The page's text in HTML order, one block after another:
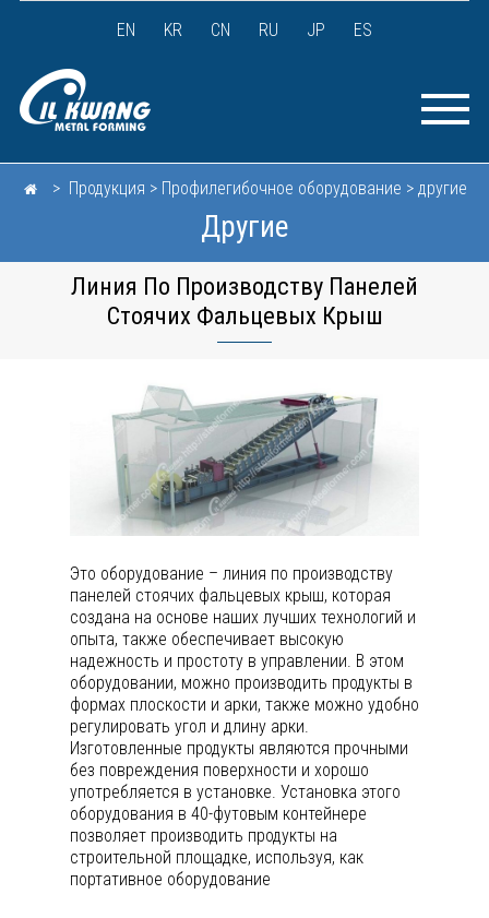
EN KR CN RU JP ES
> Продукция > Профилегибочное оборудование > другие
Другие
Линия По Производству Панелей
Стоячих Фальцевых Крыш
Это оборудование – линия по производству
панелей стоячих фальцевых крыш, которая
создана на основе наших лучших технологий и
опыта, также обеспечивает высокую
надежность и простоту в управлении. В этом
оборудовании, можно производить продукты в
формах плоскости и арки, также можно удобно
регулировать угол и длину арки.
Изготовленные продукты являются прочными
без повреждения поверхности и хорошо
употребляется в установке. Установка этого
оборудования в 40-футовым контейнере
позволяет производить продукты на
строительной площадке, используя, как
портативное оборудование